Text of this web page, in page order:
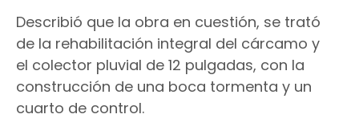
Describió que la obra en cuestión, se trató
de la rehabilitación integral del cárcamo y
el colector pluvial de 12 pulgadas, con la
construcción de una boca tormenta y un
cuarto de control.